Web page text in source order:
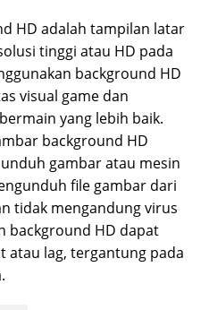
HD adalah tampilan latar
tinggi atau HD pada
background HD
visual game dan
yang lebih baik.
background HD
gambar atau mesin
file gambar dari
tidak mengandung virus
background HD dapat
atau lag, tergantung pada